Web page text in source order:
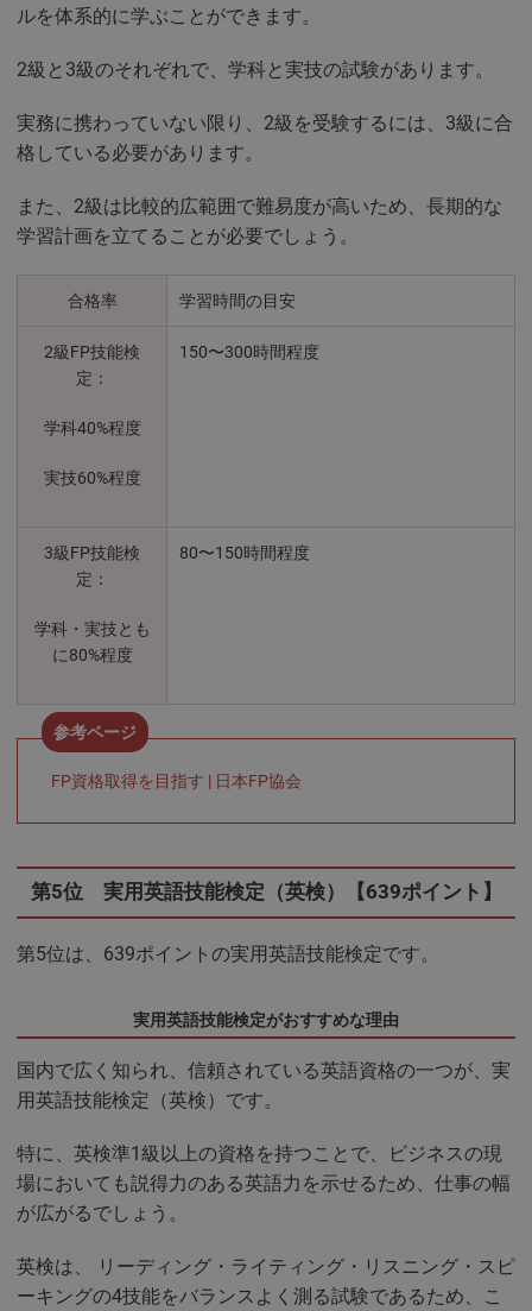
ルを体系的に学ぶことができます。
2級と3級のそれぞれで、学科と実技の試験があります。
実務に携わっていない限り、2級を受験するには、3級に合
格している必要があります。
また、2級は比較的広範囲で難易度が高いため、長期的な
学習計画を立てることが必要でしょう。
合格率 学習時間の目安
2級FP技能検
定：
学科40%程度
実技60%程度
150〜300時間程度
3級FP技能検
定：
学科・実技とも
に80%程度
80〜150時間程度
FP資格取得を目指す | 日本FP協会
第5位 実用英語技能検定（英検）【639ポイント】
第5位は、639ポイントの実用英語技能検定です。
実用英語技能検定がおすすめな理由
国内で広く知られ、信頼されている英語資格の一つが、実
用英語技能検定（英検）です。
特に、英検準1級以上の資格を持つことで、ビジネスの現
場においても説得力のある英語力を示せるため、仕事の幅
が広がるでしょう。
英検は、 リーディング・ライティング・リスニング・スピ
ーキングの4技能をバランスよく測る試験であるため、こ